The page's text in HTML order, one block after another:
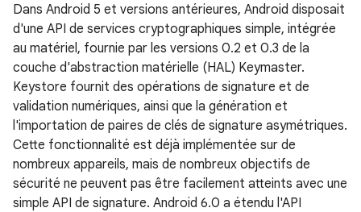
Dans Android 5 et versions antérieures, Android disposait
d'une API de services cryptographiques simple, intégrée
au matériel, fournie par les versions 0.2 et 0.3 de la
couche d'abstraction matérielle (HAL) Keymaster.
Keystore fournit des opérations de signature et de
validation numériques, ainsi que la génération et
l'importation de paires de clés de signature asymétriques.
Cette fonctionnalité est déjà implémentée sur de
nombreux appareils, mais de nombreux objectifs de
sécurité ne peuvent pas être facilement atteints avec une
simple API de signature. Android 6.0 a étendu l'API